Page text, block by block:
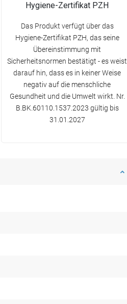
Hygiene-Zertifikat PZH
Das Produkt verfügt über das
Hygiene-Zertifikat PZH, das seine
Übereinstimmung mit
Sicherheitsnormen bestätigt - es weist
darauf hin, dass es in keiner Weise
negativ auf die menschliche
Gesundheit und die Umwelt wirkt. Nr.
B.BK.60110.1537.2023 gültig bis
31.01.2027